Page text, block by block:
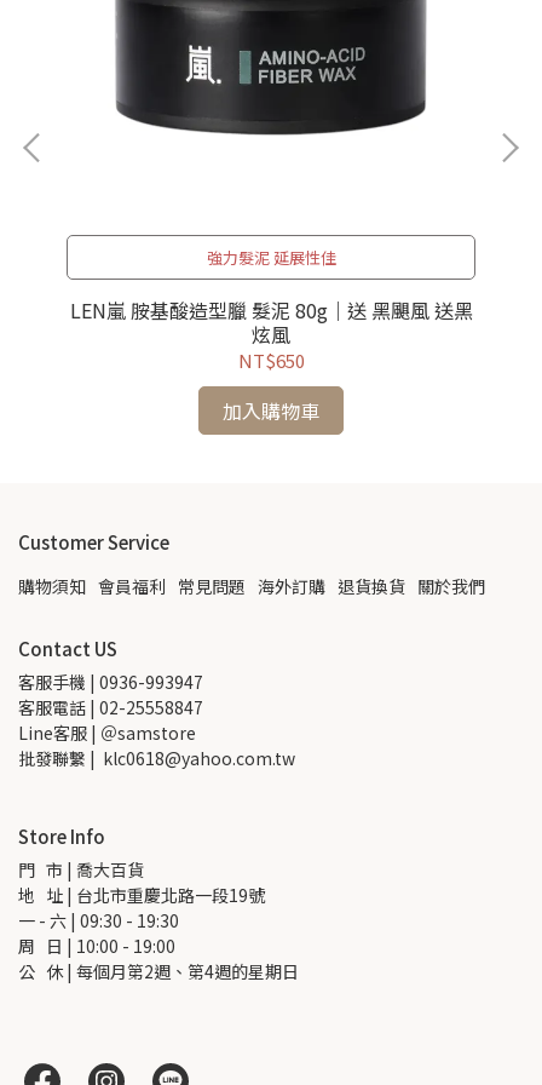
強力髮泥 延展性佳
LEN嵐 胺基酸造型臘 髮泥 80g｜送 黑颶風 送黑
炫風
NT$650
加入購物車
Customer Service
購物須知 會員福利 常見問題 海外訂購 退貨換貨 關於我們
Contact US
客服手機 | 0936-993947
客服電話 | 02-25558847
Line客服 | ＠samstore
批發聯繫 |  klc0618@yahoo.com.tw
Store Info
門   市 | 喬大百貨
地   址 | 台北市重慶北路一段19號
一 - 六 | 09:30 - 19:30
周   日 | 10:00 - 19:00
公   休 | 每個月第2週、第4週的星期日